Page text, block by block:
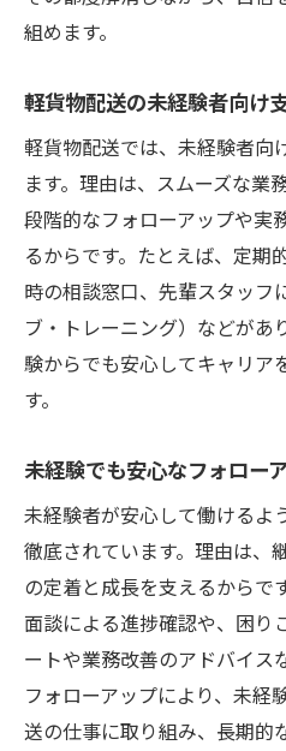
組めます。
軽貨物配送の未経験者向け
軽貨物配送では、未経験者向
ます。理由は、スムーズな業
段階的なフォローアップや実
るからです。たとえば、定期
時の相談窓口、先輩スタッフ
ブ・トレーニング）などがあ
験からでも安心してキャリア
す。
未経験でも安心なフォロー
未経験者が安心して働けるよ
徹底されています。理由は、
の定着と成長を支えるからで
面談による進捗確認や、困り
ートや業務改善のアドバイス
フォローアップにより、未経
送の仕事に取り組み、長期的